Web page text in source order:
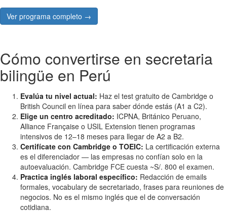
Ver programa completo →
Cómo convertirse en secretaria
bilingüe en Perú
Evalúa tu nivel actual: Haz el test gratuito de Cambridge o
British Council en línea para saber dónde estás (A1 a C2).
Elige un centro acreditado: ICPNA, Británico Peruano,
Alliance Française o USIL Extension tienen programas
intensivos de 12–18 meses para llegar de A2 a B2.
Certifícate con Cambridge o TOEIC: La certificación externa
es el diferenciador — las empresas no confían solo en la
autoevaluación. Cambridge FCE cuesta ~S/. 800 el examen.
Practica inglés laboral específico: Redacción de emails
formales, vocabulary de secretariado, frases para reuniones de
negocios. No es el mismo inglés que el de conversación
cotidiana.